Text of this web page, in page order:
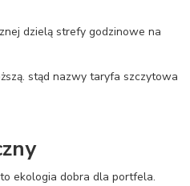
dzielą strefy godzinowe na
stąd nazwy taryfa szczytowa
ekologia dobra dla portfela.